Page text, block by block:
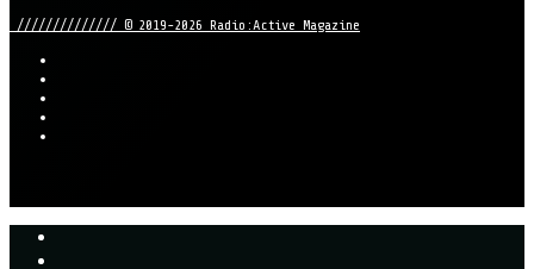
////////////// © 2019-2026 Radio:Active Magazine